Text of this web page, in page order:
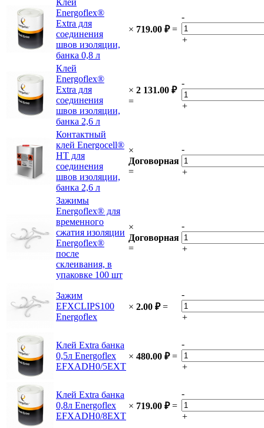
Energoflex®
Extra для
соединения
швов изоляции,
банка 0,8 л
× 719.00 ₽ =
-
+
Клей
Energoflex®
Extra для
соединения
швов изоляции,
банка 2,6 л
× 2 131.00 ₽
=
-
+
Контактный
клей Energocell®
HT для
соединения
швов изоляции,
банка 2,6 л
×
Договорная
=
-
+
Зажимы
Energoflex® для
временного
сжатия изоляции
Energoflex®
после
склеивания, в
упаковке 100 шт
×
Договорная
=
-
+
Зажим
EFXCLIPS100
Energoflex
× 2.00 ₽ =
-
+
Клей Extra банка
0,5л Energoflex
EFXADH0/5EXT
× 480.00 ₽ =
-
+
Клей Extra банка
0,8л Energoflex
EFXADH0/8EXT
× 719.00 ₽ =
-
+